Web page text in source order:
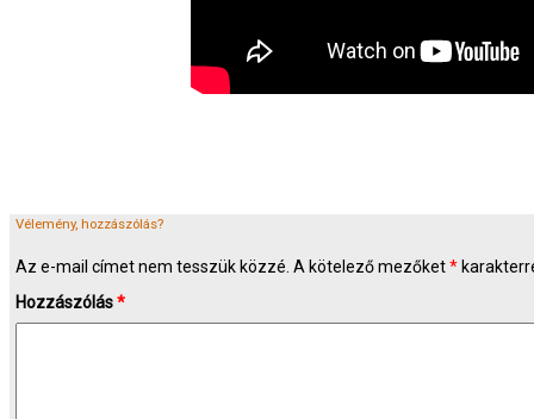
Vélemény, hozzászólás?
Az e-mail címet nem tesszük közzé. A kötelező mezőket*
Hozzászólás*